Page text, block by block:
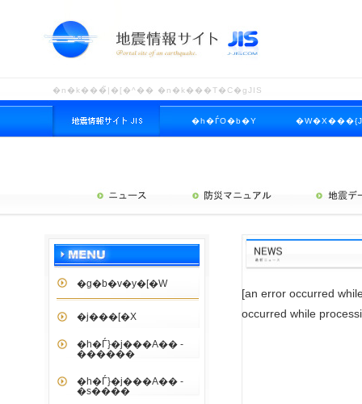
�n�k���̃|�[�^�� �n�k���T�C�gJIS
�h�ЃO�b�Y
�g�b�v�y�[�W
�j���[�X
�h�Ѓ}�j���A�� -
������
�h�Ѓ}�j���A�� -
�s����
[an error occurred
occurred while